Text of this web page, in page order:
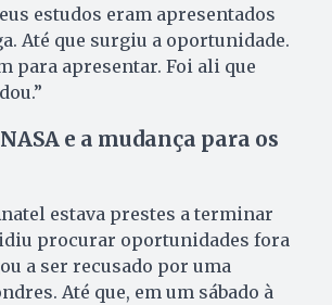
estudos eram apresentados
Até que surgiu a oportunidade.
para apresentar. Foi ali que
e a mudança para os
estava prestes a terminar
procurar oportunidades fora
a ser recusado por uma
Até que, em um sábado à